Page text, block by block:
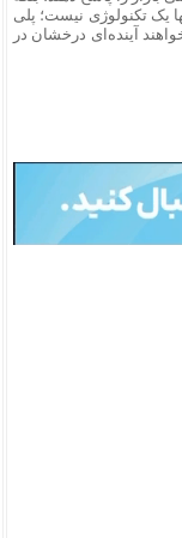
یک تکنولوژی نیست؛ پلی
آینده‌ای درخشان در